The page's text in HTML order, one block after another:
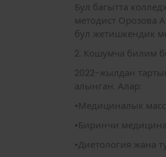
Бул багытта
методист Орозова
бул жетишкендик
2. Кошумча билим
2022-жылдан
алынган. Алар:
•Медициналык
•Биринчи
•Диетология жана